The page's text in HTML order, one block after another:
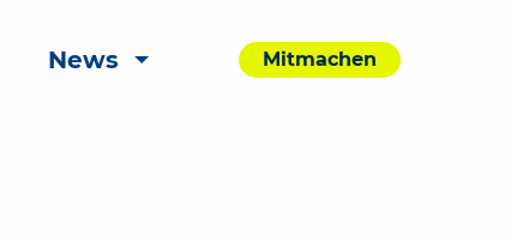
News Mitmachen